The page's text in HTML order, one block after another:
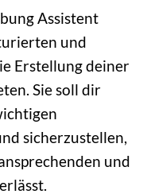
Assistent
und
Erstellung deiner
Sie soll dir
sicherzustellen,
und